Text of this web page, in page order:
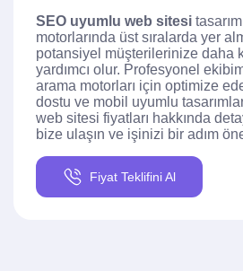
SEO uyumlu web sitesi
motorlarında üst sıralarda yer
potansiyel müşterilerinize daha
yardımcı olur. Profesyonel
arama motorları için optimize
dostu ve mobil uyumlu
web sitesi fiyatları hakkında
bize ulaşın ve işinizi bir adım
Fiyat Teklifini Al